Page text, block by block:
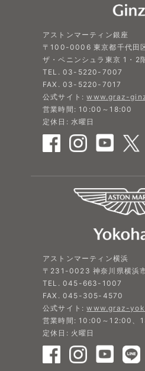
アストンマーティン銀座
〒100-0006 東京都千代田
ザ・ペニンシュラ東京 1・2
TEL. 03-5220-7007
FAX. 03-5220-7017
公式サイト:www.graz-
営業時間: 10:00～18:00
定休日: 水曜日
アストンマーティン横浜
〒231-0023 神奈川県横浜
TEL. 045-663-1007
FAX. 045-305-4570
公式サイト:www.graz-
営業時間: 10:00～12:00、
定休日: 火曜日